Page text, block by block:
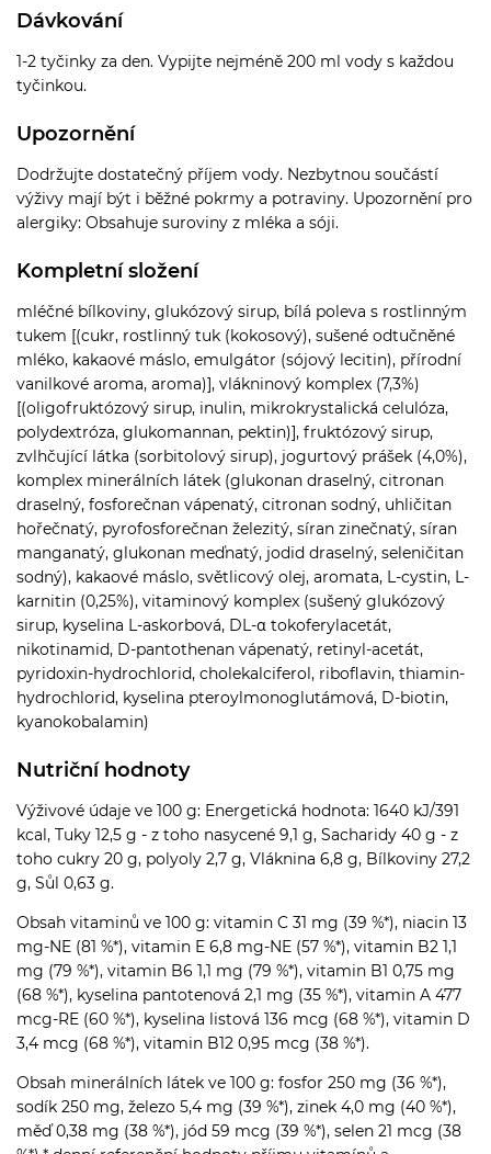
Dávkování
1-2 tyčinky za den. Vypijte nejméně 200 ml vody s každou
tyčinkou.
Upozornění
Dodržujte dostatečný příjem vody. Nezbytnou součástí
výživy mají být i běžné pokrmy a potraviny. Upozornění pro
alergiky: Obsahuje suroviny z mléka a sóji.
Kompletní složení
mléčné bílkoviny, glukózový sirup, bílá poleva s rostlinným
tukem [(cukr, rostlinný tuk (kokosový), sušené odtučněné
mléko, kakaové máslo, emulgátor (sójový lecitin), přírodní
vanilkové aroma, aroma)], vlákninový komplex (7,3%)
[(oligofruktózový sirup, inulin, mikrokrystalická celulóza,
polydextróza, glukomannan, pektin)], fruktózový sirup,
zvlhčující látka (sorbitolový sirup), jogurtový prášek (4,0%),
komplex minerálních látek (glukonan draselný, citronan
draselný, fosforečnan vápenatý, citronan sodný, uhličitan
hořečnatý, pyrofosforečnan železitý, síran zinečnatý, síran
manganatý, glukonan meďnatý, jodid draselný, seleničitan
sodný), kakaové máslo, světlicový olej, aromata, L-cystin, L-
karnitin (0,25%), vitaminový komplex (sušený glukózový
sirup, kyselina L-askorbová, DL-α tokoferylacetát,
nikotinamid, D-pantothenan vápenatý, retinyl-acetát,
pyridoxin-hydrochlorid, cholekalciferol, riboflavin, thiamin-
hydrochlorid, kyselina pteroylmonoglutámová, D-biotin,
kyanokobalamin)
Nutriční hodnoty
Výživové údaje ve 100 g: Energetická hodnota: 1640 kJ/391
kcal, Tuky 12,5 g - z toho nasycené 9,1 g, Sacharidy 40 g - z
toho cukry 20 g, polyoly 2,7 g, Vláknina 6,8 g, Bílkoviny 27,2
g, Sůl 0,63 g.
Obsah vitaminů ve 100 g: vitamin C 31 mg (39 %*), niacin 13
mg-NE (81 %*), vitamin E 6,8 mg-NE (57 %*), vitamin B2 1,1
mg (79 %*), vitamin B6 1,1 mg (79 %*), vitamin B1 0,75 mg
(68 %*), kyselina pantotenová 2,1 mg (35 %*), vitamin A 477
mcg-RE (60 %*), kyselina listová 136 mcg (68 %*), vitamin D
3,4 mcg (68 %*), vitamin B12 0,95 mcg (38 %*).
Obsah minerálních látek ve 100 g: fosfor 250 mg (36 %*),
sodík 250 mg, železo 5,4 mg (39 %*), zinek 4,0 mg (40 %*),
měď 0,38 mg (38 %*), jód 59 mcg (39 %*), selen 21 mcg (38